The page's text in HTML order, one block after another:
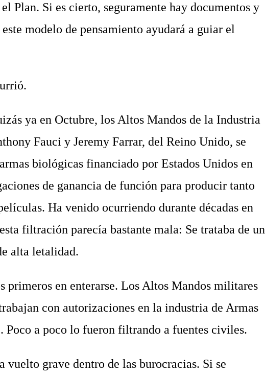
Plan. Si es cierto, seguramente hay documentos y
modelo de pensamiento ayudará a guiar el
ya en Octubre, los Altos Mandos de la Industria
Fauci y Jeremy Farrar, del Reino Unido, se
biológicas financiado por Estados Unidos en
de ganancia de función para producir tanto
Ha venido ocurriendo durante décadas en
filtración parecía bastante mala: Se trataba de un
alta letalidad.
en enterarse. Los Altos Mandos militares
con autorizaciones en la industria de Armas
Poco a poco lo fueron filtrando a fuentes civiles.
grave dentro de las burocracias. Si se